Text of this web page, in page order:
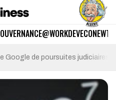
@WORKDEVECO
Google de poursuites judiciaires